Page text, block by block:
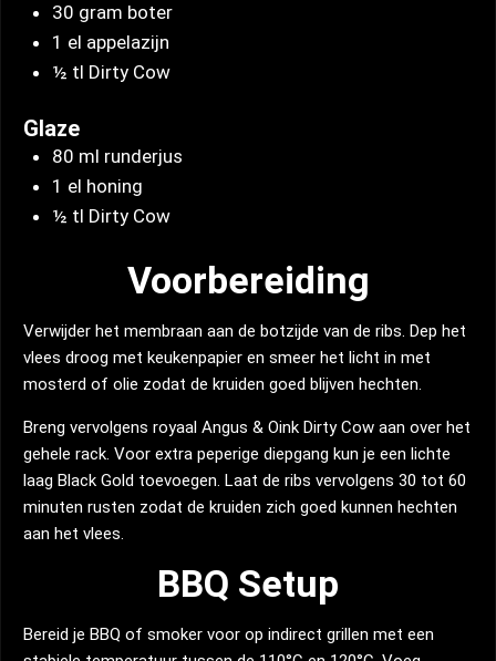
30 gram boter
1 el appelazijn
½ tl Dirty Cow
Glaze
80 ml runderjus
1 el honing
½ tl Dirty Cow
Voorbereiding
Verwijder het membraan aan de botzijde van de ribs. Dep het
vlees droog met keukenpapier en smeer het licht in met
mosterd of olie zodat de kruiden goed blijven hechten.
Breng vervolgens royaal Angus & Oink Dirty Cow aan over het
gehele rack. Voor extra peperige diepgang kun je een lichte
laag Black Gold toevoegen. Laat de ribs vervolgens 30 tot 60
minuten rusten zodat de kruiden zich goed kunnen hechten
aan het vlees.
BBQ Setup
Bereid je BBQ of smoker voor op indirect grillen met een